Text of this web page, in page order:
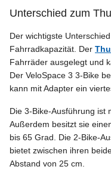
Unterschied zum
Der wichtigste
Fahrradkapazität. Der
Fahrräder ausgelegt und
Der VeloSpace 3 3-Bike
kann mit Adapter ein
Die 3-Bike-Ausführung ist
Außerdem besitzt sie
bis 65 Grad. Die 2-Bike-
bietet zwischen ihren
Abstand von 25 cm.